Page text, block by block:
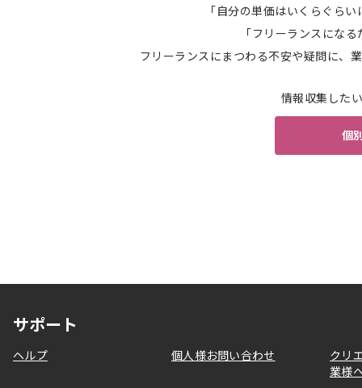
「自分の単価はいくらぐら
「フリーランスにな
フリーランスにまつわる不安や疑問に、
情報収集した
個
サポート
ヘルプ 個人様お問い合わせ
クリ
業様